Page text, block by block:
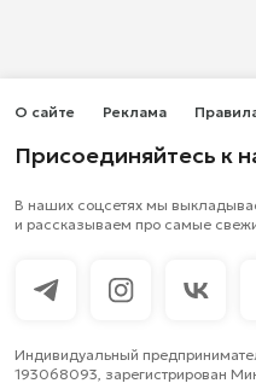
Присоединяйтесь к
О сайте Реклама
В наших соцсетях мы
и рассказываем про самые
Индивидуальный
193068093, зарегистрирован